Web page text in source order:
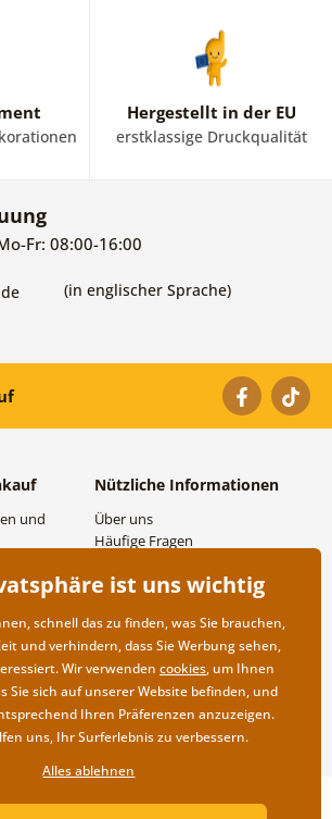
Hergestellt in der EU
erstklassige Druckqualität
Fr: 08:00-16:00
(in englischer Sprache)
und
Nützliche Informationen
Über uns
Häufige Fragen
Großhandel und
©2019 © Dovido.at.
ist uns wichtig
schnell das zu finden, was Sie brauchen,
und verhindern, dass Sie Werbung sehen,
Wir verwenden cookies, um Ihnen
Sie sich auf unserer Website befinden, und
Ihren Präferenzen anzuzeigen.
uns, Ihr Surferlebnis zu verbessern.
Alles ablehnen